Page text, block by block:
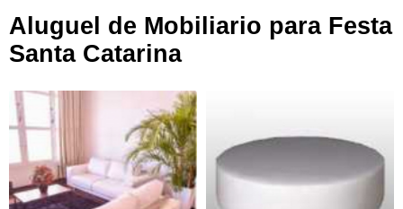
Aluguel de Mobiliario para Festa
Santa Catarina